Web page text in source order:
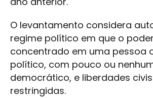
O levantamento considera
regime político em que o
concentrado em uma pessoa
político, com pouco ou
democrático, e liberdades
restringidas.